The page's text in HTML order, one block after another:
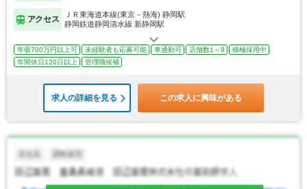
アクセス
ＪＲ東海道本線(東京－熱海) 静岡駅
静岡鉄道静岡清水線 新静岡駅
年収700万円以上可 未経験者も応募可能 車通勤可 店舗数1～9
積極採用中
年間休日120日以上
管理職候補
求人の詳細を見る この求人に興味がある